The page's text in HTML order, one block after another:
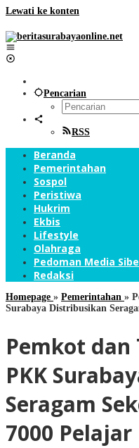
Lewati ke konten
Pencarian
RSS
Beranda
Pemerintahan
Sospol
Peristiwa
Hukrim
Ekbis
Lifestyle
Olahraga
Pedoman Media
Redaksi
Homepage » Pemerintahan »
Surabaya Distribusikan
Pemkot dan
PKK
Seragam
7000 Pelajar